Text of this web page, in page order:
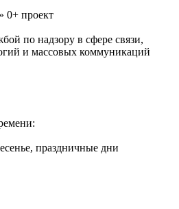
проект
по надзору в сфере связи,
и массовых коммуникаций
праздничные дни